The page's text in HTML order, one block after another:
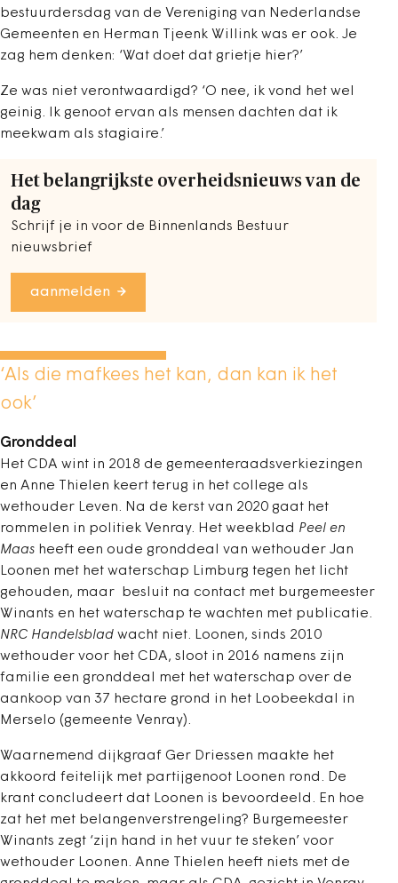
bestuurdersdag van de Vereniging van Nederlandse
Gemeenten en Herman Tjeenk Willink was er ook. Je
zag hem denken: ‘Wat doet dat grietje hier?’
Ze was niet verontwaardigd? ‘O nee, ik vond het wel
geinig. Ik genoot ervan als mensen dachten dat ik
meekwam als stagiaire.’
Het belangrijkste overheidsnieuws van de
dag
Schrijf je in voor de Binnenlands Bestuur
nieuwsbrief
aanmelden
‘Als die mafkees het kan, dan kan ik het
ook’
Gronddeal
Het CDA wint in 2018 de gemeenteraadsverkiezingen
en Anne Thielen keert terug in het college als
wethouder Leven. Na de kerst van 2020 gaat het
rommelen in politiek Venray. Het weekblad Peel en
Maas heeft een oude gronddeal van wethouder Jan
Loonen met het waterschap Limburg tegen het licht
gehouden, maar besluit na contact met burgemeester
Winants en het waterschap te wachten met publicatie.
NRC Handelsblad wacht niet. Loonen, sinds 2010
wethouder voor het CDA, sloot in 2016 namens zijn
familie een gronddeal met het waterschap over de
aankoop van 37 hectare grond in het Loobeekdal in
Merselo (gemeente Venray).
Waarnemend dijkgraaf Ger Driessen maakte het
akkoord feitelijk met partijgenoot Loonen rond. De
krant concludeert dat Loonen is bevoordeeld. En hoe
zat het met belangenverstrengeling? Burgemeester
Winants zegt ‘zijn hand in het vuur te steken’ voor
wethouder Loonen. Anne Thielen heeft niets met de